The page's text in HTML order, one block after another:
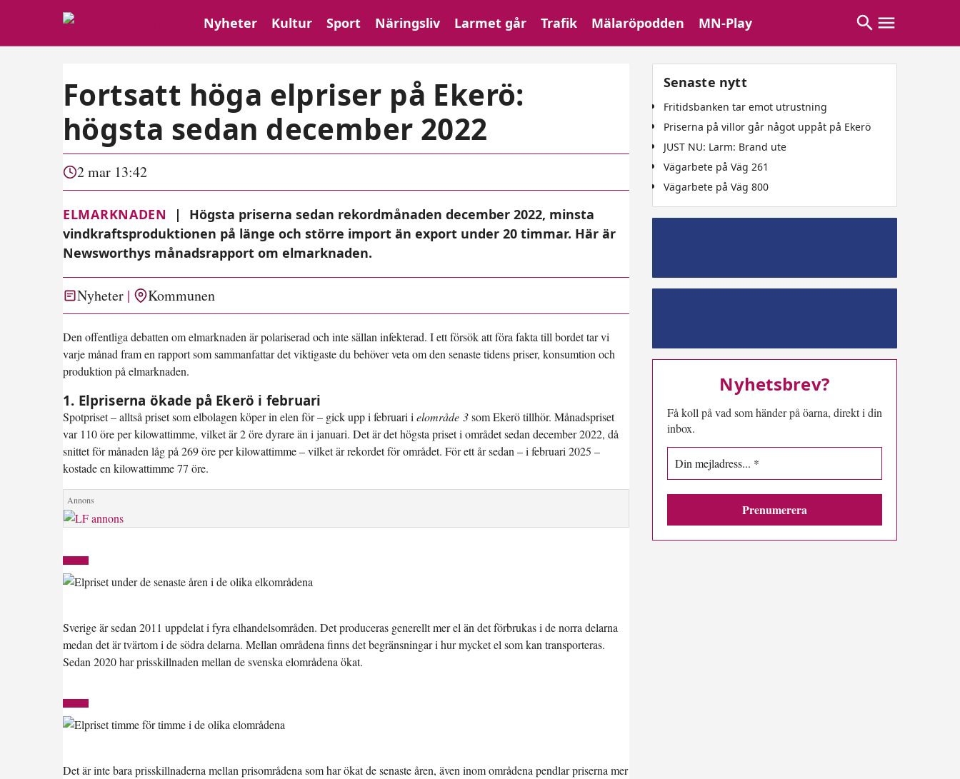
Nyheter Kultur Sport Näringsliv Larmet går Trafik Mälaröpodden MN-Play
Fortsatt höga elpriser på Ekerö:
högsta sedan december 2022
2 mar 13:42
ELMARKNADEN |
Högsta priserna sedan rekordmånaden december 2022, minsta
vindkraftsproduktionen på länge och större import än export under 20 timmar. Här är
Newsworthys månadsrapport om elmarknaden.
Nyheter Kommunen
Den offentliga debatten om elmarknaden är polariserad och inte sällan infekterad. I ett försök att föra fakta till bordet tar vi
varje månad fram en rapport som sammanfattar det viktigaste du behöver veta om den senaste tidens priser, konsumtion och
produktion på elmarknaden.
1. Elpriserna ökade på Ekerö i februari
Spotpriset – alltså priset som elbolagen köper in elen för – gick upp i februari i elområde 3som Ekerö tillhör. Månadspriset
var 110 öre per kilowattimme, vilket är 2 öre dyrare än i januari. Det är det högsta priset i området sedan december 2022, då
snittet för månaden låg på 269 öre per kilowattimme – vilket är rekordet för området. För ett år sedan – i februari 2025 –
kostade en kilowattimme 77 öre.
Sverige är sedan 2011 uppdelat i fyra elhandelsområden. Det produceras generellt mer el än det förbrukas i de norra delarna
medan det är tvärtom i de södra delarna. Mellan områdena finns det begränsningar i hur mycket el som kan transporteras.
Sedan 2020 har prisskillnaden mellan de svenska elområdena ökat.
Det är inte bara prisskillnaderna mellan prisområdena som har ökat de senaste åren, även inom områdena pendlar priserna mer
Senaste nytt
Fritidsbanken tar emot utrustning
Priserna på villor går något uppåt på Ekerö
JUST NU: Larm: Brand ute
Vägarbete på Väg 261
Vägarbete på Väg 800
Nyhetsbrev?
Få koll på vad som händer på öarna, direkt i din
inbox.